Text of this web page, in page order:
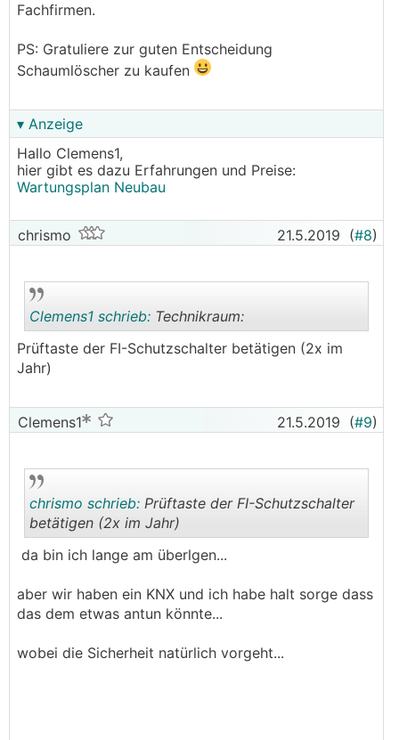
Fachfirmen.
PS: Gratuliere zur guten Entscheidung
Schaumlöscher zu kaufen
▾ Anzeige
Hallo Clemens1,
hier gibt es dazu Erfahrungen und Preise:
Wartungsplan Neubau
chrismo 21.5.2019 (#8)
Clemens1 schrieb: Technikraum:
Prüftaste der FI-Schutzschalter betätigen (2x im
Jahr)
Clemens1 21.5.2019 (#9)
chrismo schrieb: Prüftaste der FI-Schutzschalter
betätigen (2x im Jahr)
da bin ich lange am überlgen...
aber wir haben ein KNX und ich habe halt sorge dass
das dem etwas antun könnte...
wobei die Sicherheit natürlich vorgeht...